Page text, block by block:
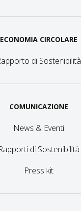
ECONOMIA CIRCOLARE
di Sostenibilità
COMUNICAZIONE
News & Eventi
di Sostenibilità
Press kit